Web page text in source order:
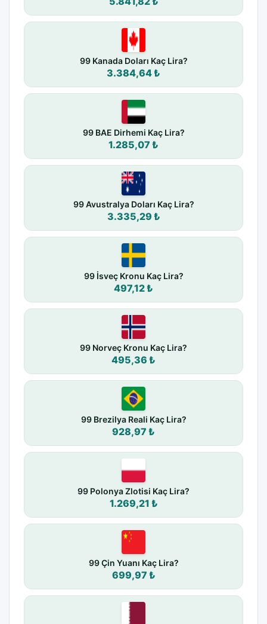
99 Kanada Doları Kaç Lira?
3.384,64 ₺
99 BAE Dirhemi Kaç Lira?
1.285,07 ₺
99 Avustralya Doları Kaç Lira?
3.335,29 ₺
99 İsveç Kronu Kaç Lira?
497,12 ₺
99 Norveç Kronu Kaç Lira?
495,36 ₺
99 Brezilya Reali Kaç Lira?
928,97 ₺
99 Polonya Zlotisi Kaç Lira?
1.269,21 ₺
99 Çin Yuanı Kaç Lira?
699,97 ₺